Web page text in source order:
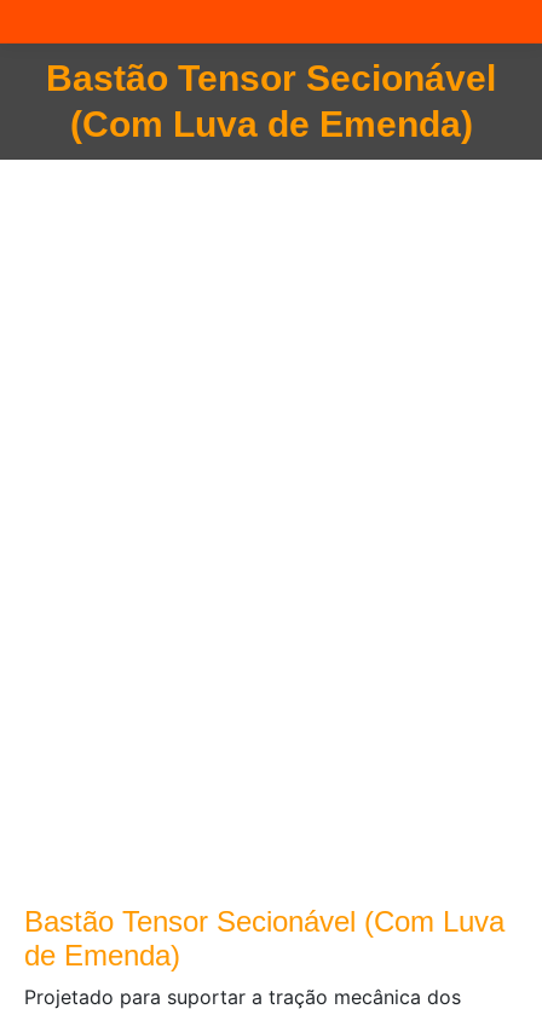
Bastão Tensor Secionável
(Com Luva de Emenda)
Bastão Tensor Secionável (Com Luva
de Emenda)
Projetado para suportar a tração mecânica dos